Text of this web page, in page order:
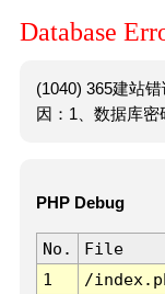
Database
(1040) 365建站
因：1、数据库密
PHP Debug
No. File
1
/